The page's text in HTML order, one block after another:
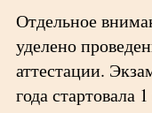
Отдельное
уделено
аттестации.
года